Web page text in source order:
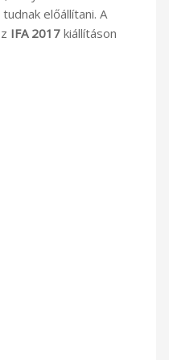
előállítani. A
IFA 2017 kiállításon